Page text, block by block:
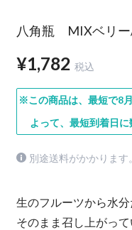
八角瓶 MIXベリー
¥1,782 税込
※この商品は、最短で8
よって、最短到着日に
別途送料がかかります
生のフルーツから水分
そのまま召し上がっ